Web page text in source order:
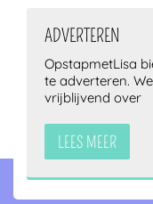
ADVERTEREN
OpstapmetLisa
te adverteren.
vrijblijvend over
LEES MEER